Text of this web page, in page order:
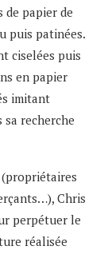
de papier de
puis patinées.
ciselées puis
en papier
imitant
sa recherche
Chris
perpétuer le
réalisée